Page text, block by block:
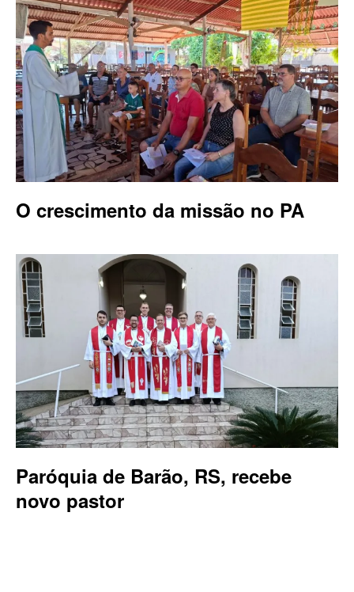
O crescimento da missão no PA
Paróquia de Barão, RS, recebe
novo pastor